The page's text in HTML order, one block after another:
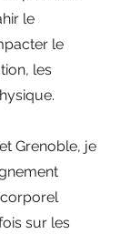
le
le
les
Grenoble, je
sur les